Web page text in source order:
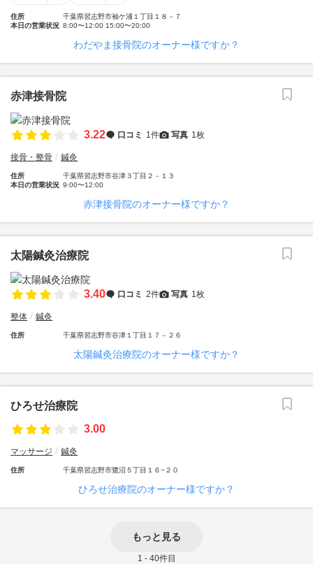
住所
千葉県習志野市袖ケ浦１丁目１８－７
本日の営業状況 8:00〜12:00 15:00〜20:00
わだやま接骨院のオーナー様ですか？
赤津接骨院
3.22 口コミ 1件 写真 1枚
接骨・整骨 鍼灸
住所
千葉県習志野市谷津３丁目２－１３
本日の営業状況 9:00〜12:00
赤津接骨院のオーナー様ですか？
太陽鍼灸治療院
3.40 口コミ 2件 写真 1枚
整体 鍼灸
住所 千葉県習志野市谷津１丁目１７－２６
太陽鍼灸治療院のオーナー様ですか？
ひろせ治療院
3.00
マッサージ 鍼灸
住所 千葉県習志野市鷺沼５丁目１６−２０
ひろせ治療院のオーナー様ですか？
もっと見る
1 - 40件目